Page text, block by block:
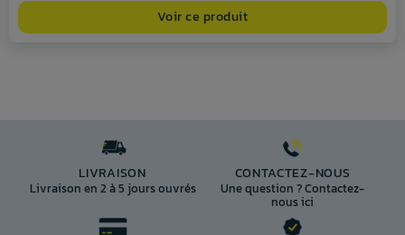
Voir ce produit
LIVRAISON
Livraison en 2 à 5 jours ouvrés
CONTACTEZ-NOUS
Une question ? Contactez-
nous ici